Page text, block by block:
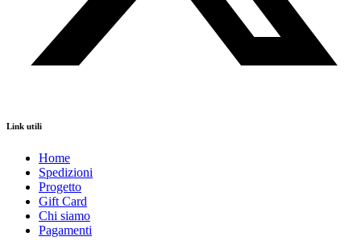
Link utili
Home
Spedizioni
Progetto
Gift Card
Chi siamo
Pagamenti